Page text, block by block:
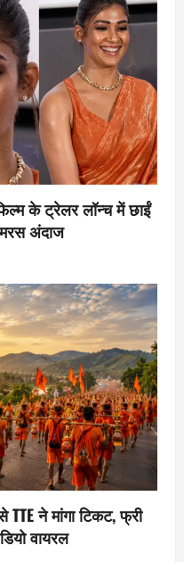
के ट्रेलर लॉन्च में छाईं
अंदाज
ने मांगा टिकट, फ्री
वायरल